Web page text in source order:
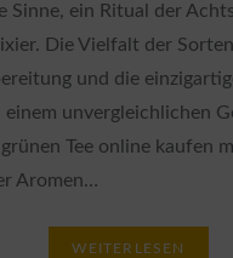
Sinne, ein Ritual der
Die Vielfalt der
und die
einem unvergleichlichen
Tee online kaufen
Aromen…
WEITERLESEN